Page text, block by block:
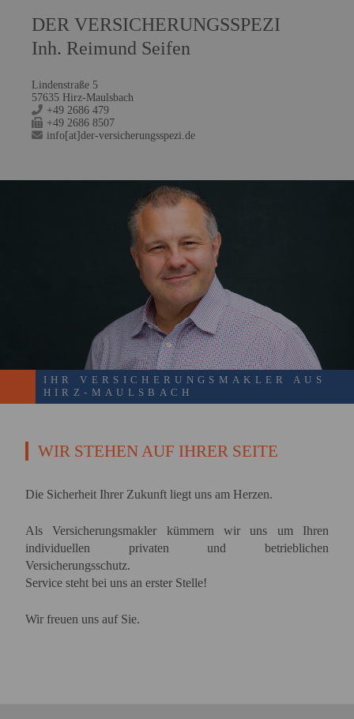
DER VERSICHERUNGSSPEZI
Inh. Reimund Seifen
Lindenstraße 5
57635 Hirz-Maulsbach
+49 2686 479
+49 2686 8507
info[at]der-versicherungsspezi.de
IHR VERSICHERUNGSMAKLER AUS
HIRZ-MAULSBACH
WIR STEHEN AUF IHRER SEITE
Die Sicherheit Ihrer Zukunft liegt uns am Herzen.
Als Versicherungsmakler kümmern wir uns um Ihren
individuellen privaten und betrieblichen
Versicherungsschutz.
Service steht bei uns an erster Stelle!
Wir freuen uns auf Sie.